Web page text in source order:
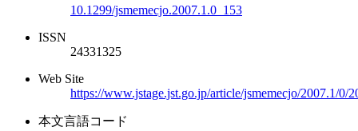
10.1299/jsmemecjo.2007.1.0_153
ISSN
24331325
Web Site
https://www.jstage.jst.go.jp/article/jsmemecjo/2007.1/0/
本文言語コード